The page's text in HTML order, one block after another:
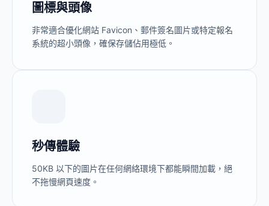
圖標與頭像
非常適合優化網站 Favicon、郵件簽名圖片或特定報名
系統的超小頭像，確保存儲佔用極低。
秒傳體驗
50KB 以下的圖片在任何網絡環境下都能瞬間加載，絕
不拖慢網頁速度。